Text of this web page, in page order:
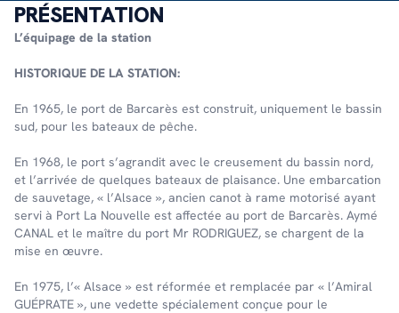
PRÉSENTATION
L’équipage de la station
HISTORIQUE DE LA STATION:
En 1965, le port de Barcarès est construit, uniquement le bassin
sud, pour les bateaux de pêche.
En 1968, le port s’agrandit avec le creusement du bassin nord,
et l’arrivée de quelques bateaux de plaisance. Une embarcation
de sauvetage, « l’Alsace », ancien canot à rame motorisé ayant
servi à Port La Nouvelle est affectée au port de Barcarès. Aymé
CANAL et le maître du port Mr RODRIGUEZ, se chargent de la
mise en œuvre.
En 1975, l’« Alsace » est réformée et remplacée par « l’Amiral
GUÉPRATE », une vedette spécialement conçue pour le